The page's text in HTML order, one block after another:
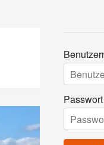
Passwort